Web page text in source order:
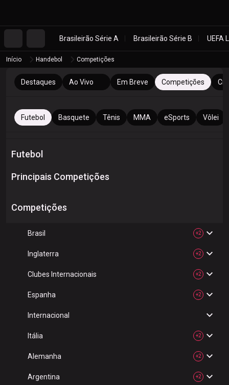
Brasileirão Série A Brasileirão Série B UEFA
Início Handebol Competições
Destaques Ao Vivo Em Breve Competições
Futebol Basquete Tênis MMA eSports Vôlei
Futebol
Principais Competições
Competições
Brasil +2
Inglaterra +2
Clubes Internacionais +2
Espanha +2
Internacional
Itália +2
Alemanha +2
Argentina +2